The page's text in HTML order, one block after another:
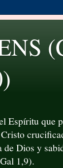
Espíritu
Dios y
1,9).